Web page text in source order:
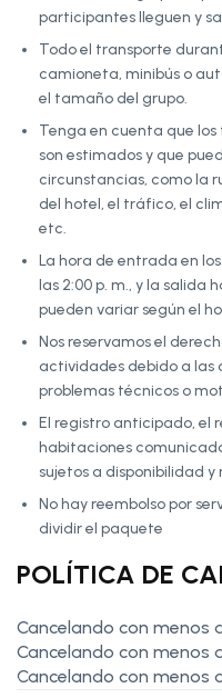
participantes lleguen y
Todo el transporte
camioneta, minibús o
el tamaño del grupo.
Tenga en cuenta que
son estimados y que
circunstancias, como la
del hotel, el tráfico, el
etc.
La hora de entrada en
las 2:00 p. m., y la salida
pueden variar según el
Nos reservamos el
actividades debido a las
problemas técnicos o
El registro anticipado, el
habitaciones
sujetos a disponibilidad
No hay reembolso por
dividir el paquete
POLÍTICA DE
Cancelando con menos
Cancelando con menos
Cancelando con menos